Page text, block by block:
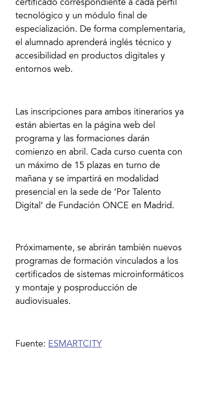
certificado correspondiente a cada perfil
tecnológico y un módulo final de
especialización. De forma complementaria,
el alumnado aprenderá inglés técnico y
accesibilidad en productos digitales y
entornos web.
Las inscripciones para ambos itinerarios ya
están abiertas en la página web del
programa y las formaciones darán
comienzo en abril. Cada curso cuenta con
un máximo de 15 plazas en turno de
mañana y se impartirá en modalidad
presencial en la sede de ‘Por Talento
Digital’ de Fundación ONCE en Madrid.
Próximamente, se abrirán también nuevos
programas de formación vinculados a los
certificados de sistemas microinformáticos
y montaje y posproducción de
audiovisuales.
Fuente: ESMARTCITY